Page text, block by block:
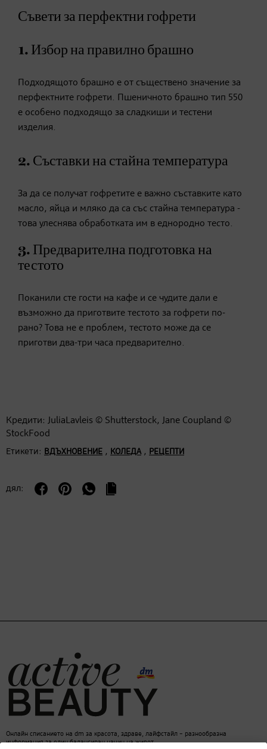
Съвети за перфектни гофрети
1. Избор на правилно брашно
Подходящото брашно е от съществено значение за
перфектните гофрети. Пшеничното брашно тип 550
е особено подходящо за сладкиши и тестени
изделия.
2. Съставки на стайна температура
За да се получат гофретите е важно съставките като
масло, яйца и мляко да са със стайна температура -
това улеснява обработката им в еднородно тесто.
3. Предварителна подготовка на
тестото
Поканили сте гости на кафе и се чудите дали е
възможно да приготвите тестото за гофрети по-
рано? Това не е проблем, тестото може да се
приготви два-три часа предварително.
Кредити: JuliaLavleis © Shutterstock, Jane Coupland ©
StockFood
Етикети: ВДЪХНОВЕНИЕ , КОЛЕДА, РЕЦЕПТИ
дял:
Онлайн списанието на dm за красота, здраве, лайфстайл – разнообразна
информация за един балансиран начин на живот